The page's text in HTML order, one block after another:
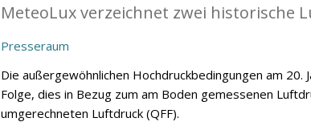
MeteoLux verzeichnet zwei historische
Presseraum
Die außergewöhnlichen Hochdruckbedingungen am
Folge, dies in Bezug zum am Boden gemessenen
umgerechneten Luftdruck (QFF).